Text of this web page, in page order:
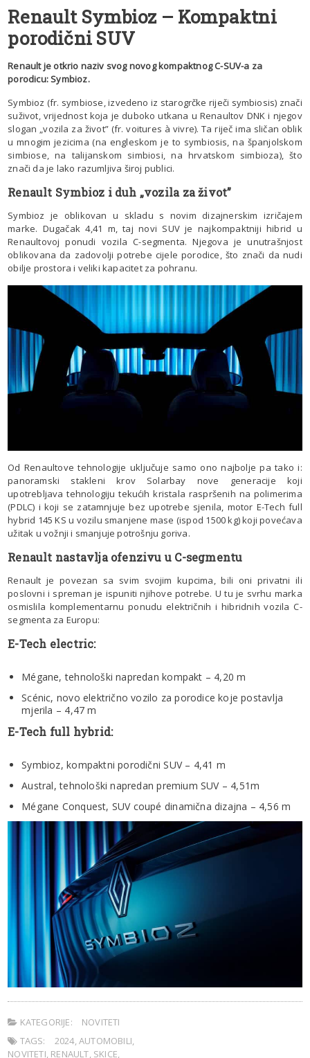
Renault Symbioz – Kompaktni
porodični SUV
Renault je otkrio naziv svog novog kompaktnog C-SUV-a za
porodicu: Symbioz.
Symbioz (fr. symbiose, izvedeno iz starogrčke riječi symbiosis) znači
suživot, vrijednost koja je duboko utkana u Renaultov DNK i njegov
slogan „vozila za život” (fr. voitures à vivre). Ta riječ ima sličan oblik
u mnogim jezicima (na engleskom je to symbiosis, na španjolskom
simbiose, na talijanskom simbiosi, na hrvatskom simbioza), što
znači da je lako razumljiva široj publici.
Renault Symbioz i duh „vozila za život”
Symbioz je oblikovan u skladu s novim dizajnerskim izričajem
marke. Dugačak 4,41 m, taj novi SUV je najkompaktniji hibrid u
Renaultovoj ponudi vozila C-segmenta. Njegova je unutrašnjost
oblikovana da zadovolji potrebe cijele porodice, što znači da nudi
obilje prostora i veliki kapacitet za pohranu.
Od Renaultove tehnologije uključuje samo ono najbolje pa tako i:
panoramski stakleni krov Solarbay nove generacije koji
upotrebljava tehnologiju tekućih kristala raspršenih na polimerima
(PDLC) i koji se zatamnjuje bez upotrebe sjenila, motor E-Tech full
hybrid 145 KS u vozilu smanjene mase (ispod 1500 kg) koji povećava
užitak u vožnji i smanjuje potrošnju goriva.
Renault nastavlja ofenzivu u C-segmentu
Renault je povezan sa svim svojim kupcima, bili oni privatni ili
poslovni i spreman je ispuniti njihove potrebe. U tu je svrhu marka
osmislila komplementarnu ponudu električnih i hibridnih vozila C-
segmenta za Europu:
E-Tech electric:
Mégane, tehnološki napredan kompakt – 4,20 m
Scénic, novo električno vozilo za porodice koje postavlja
mjerila – 4,47 m
E-Tech full hybrid:
Symbioz, kompaktni porodični SUV – 4,41 m
Austral, tehnološki napredan premium SUV – 4,51m
Mégane Conquest, SUV coupé dinamična dizajna – 4,56 m
KATEGORIJE:
NOVITETI
TAGS:
2024, AUTOMOBILI
NOVITETI RENAULT SKICE